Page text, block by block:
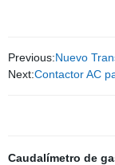
Previous:Nuevo
Next:Contactor AC
Caudalímetro de